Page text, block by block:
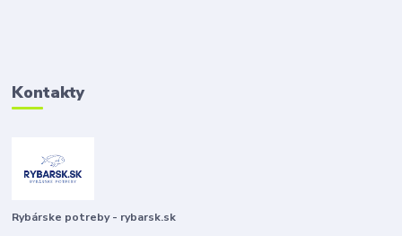
Kontakty
Rybárske potreby - rybarsk.sk